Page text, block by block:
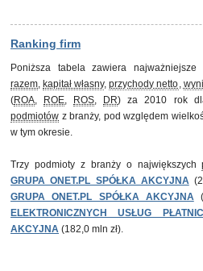
Ranking firm
Poniższa tabela zawiera
razem, kapitał własny,przychody netto,
(ROA, ROE, ROS, DR) za 2010 rok
podmiotów z branży, pod względem
w tym okresie.
Trzy podmioty z branży o największych
GRUPA ONET.PL SPÓŁKA AKCYJNA
GRUPA ONET.PL SPÓŁKA AKCYJNA
ELEKTRONICZNYCH USŁUG
AKCYJNA (182,0 mln zł).